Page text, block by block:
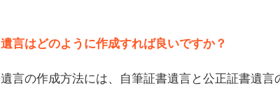
遺言はどのように作成すれば良いですか？
遺言の作成方法には、自筆証書遺言と公正証書遺言